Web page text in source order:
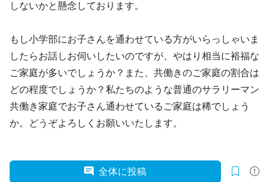
しないかと懸念しております。
もし小学部にお子さんを通わせている方がいらっしゃいま
したらお話しお伺いしたいのですが、やはり相当に裕福な
ご家庭が多いでしょうか？また、共働きのご家庭の割合は
どの程度でしょうか？私たちのような普通のサラリーマン
共働き家庭でお子さん通わせているご家庭は稀でしょう
か。どうぞよろしくお願いいたします。
全体に投稿